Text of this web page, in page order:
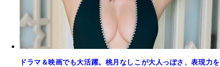
ドラマ＆映画でも大活躍。桃月なしこが大人っぽさ、表現力を